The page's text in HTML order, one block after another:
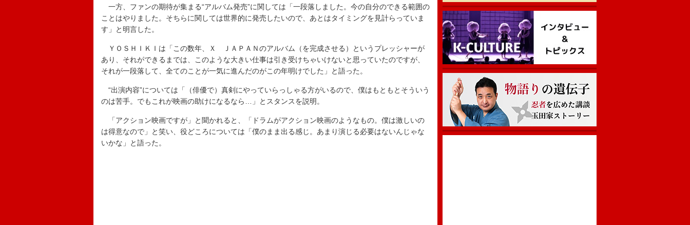
一方、ファンの期待が集まる“アルバム発売”に関しては「一段落しました。今の自分のできる範囲の
ことはやりました。そちらに関しては世界的に発売したいので、あとはタイミングを見計らっていま
す」と明言した。
ＹＯＳＨＩＫＩは「この数年、Ｘ ＪＡＰＡＮのアルバム（を完成させる）というプレッシャーが
あり、それができるまでは、このような大きい仕事は引き受けちゃいけないと思っていたのですが、
それが一段落して、全てのことが一気に進んだのがこの年明けでした」と語った。
“出演内容”については「（俳優で）真剣にやっていらっしゃる方がいるので、僕はもともとそういう
のは苦手。でもこれが映画の助けになるなら…」とスタンスを説明。
「アクション映画ですが」と聞かれると、「ドラムがアクション映画のようなもの。僕は激しいの
は得意なので」と笑い、役どころについては「僕のまま出る感じ。あまり演じる必要はないんじゃな
いかな」と語った。